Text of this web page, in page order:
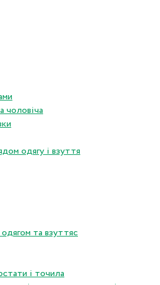
чоловіча
одягу і взуття
та взуттяс
і точила